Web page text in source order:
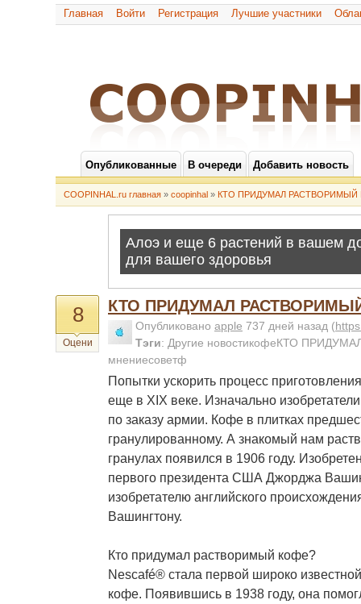
Главная Войти Регистрация Лучшие участники
Опубликованные В очереди Добавить новость
COOPINHAL.ru главная » coopinhal » КТО ПРИДУМАЛ РАСТВОРИМЫЙ
8
Оцени
КТО ПРИДУМАЛ
Опубликовано apple 737 дней назад (
Тэги: Другие новостикофеКТО
мнениесоветф
Попытки ускорить процесс
еще в XIX веке. Изначально
по заказу армии. Кофе в плитках
гранулированному. А знакомый нам
гранулах появился в 1906 году.
первого президента США Джорджа
изобретателю английского
Вашингтону.
Кто придумал растворимый кофе?
Nescafé® стала первой широко
кофе. Появившись в 1938 году, она